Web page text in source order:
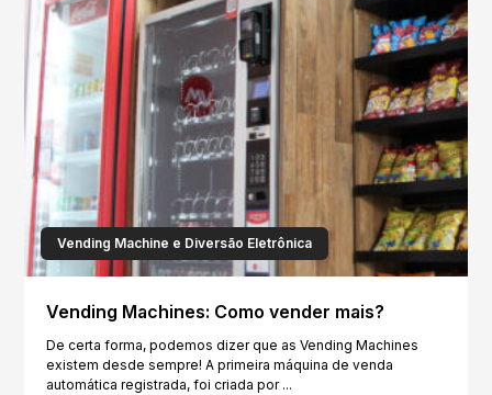
Vending Machine e Diversão Eletrônica
Vending Machines: Como vender mais?
De certa forma, podemos dizer que as Vending Machines
existem desde sempre! A primeira máquina de venda
automática registrada, foi criada por ...